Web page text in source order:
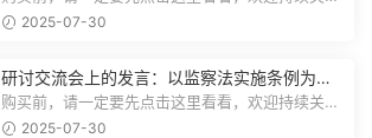
注，精彩模板每天推送预览结束，本文...
2025-07-30
研讨交流会上的发言：以监察法实施条例为纲
推动巡察工作高质量发展
购买前，请一定要先点击这里看看，欢迎持续关
注，精彩模板每天推送预览结束，本文...
2025-07-30